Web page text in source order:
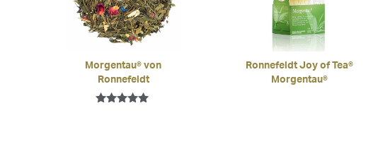
Morgentau® von
Ronnefeldt
Ronnefeldt Joy of Tea®
Morgentau®